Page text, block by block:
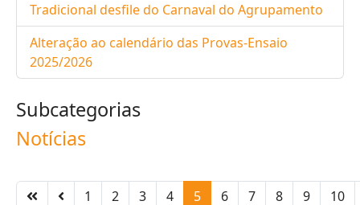
Tradicional desfile do Carnaval do Agrupamento
Alteração ao calendário das Provas-Ensaio
2025/2026
Subcategorias
Notícias
1 2 3 4 5 6 7 8 9 10